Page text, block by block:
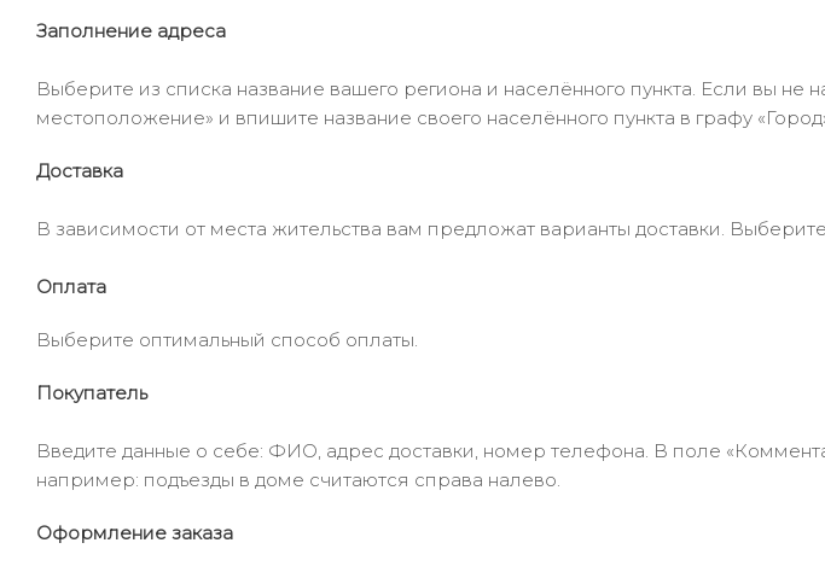
Заполнение адреса
Выберите из списка название вашего региона и населённого пункта. Если вы
местоположение» и впишите название своего населённого пункта в графу
Доставка
В зависимости от места жительства вам предложат варианты доставки.
Оплата
Выберите оптимальный способ оплаты.
Покупатель
Введите данные о себе: ФИО, адрес доставки, номер телефона. В поле
например: подъезды в доме считаются справа налево.
Оформление заказа